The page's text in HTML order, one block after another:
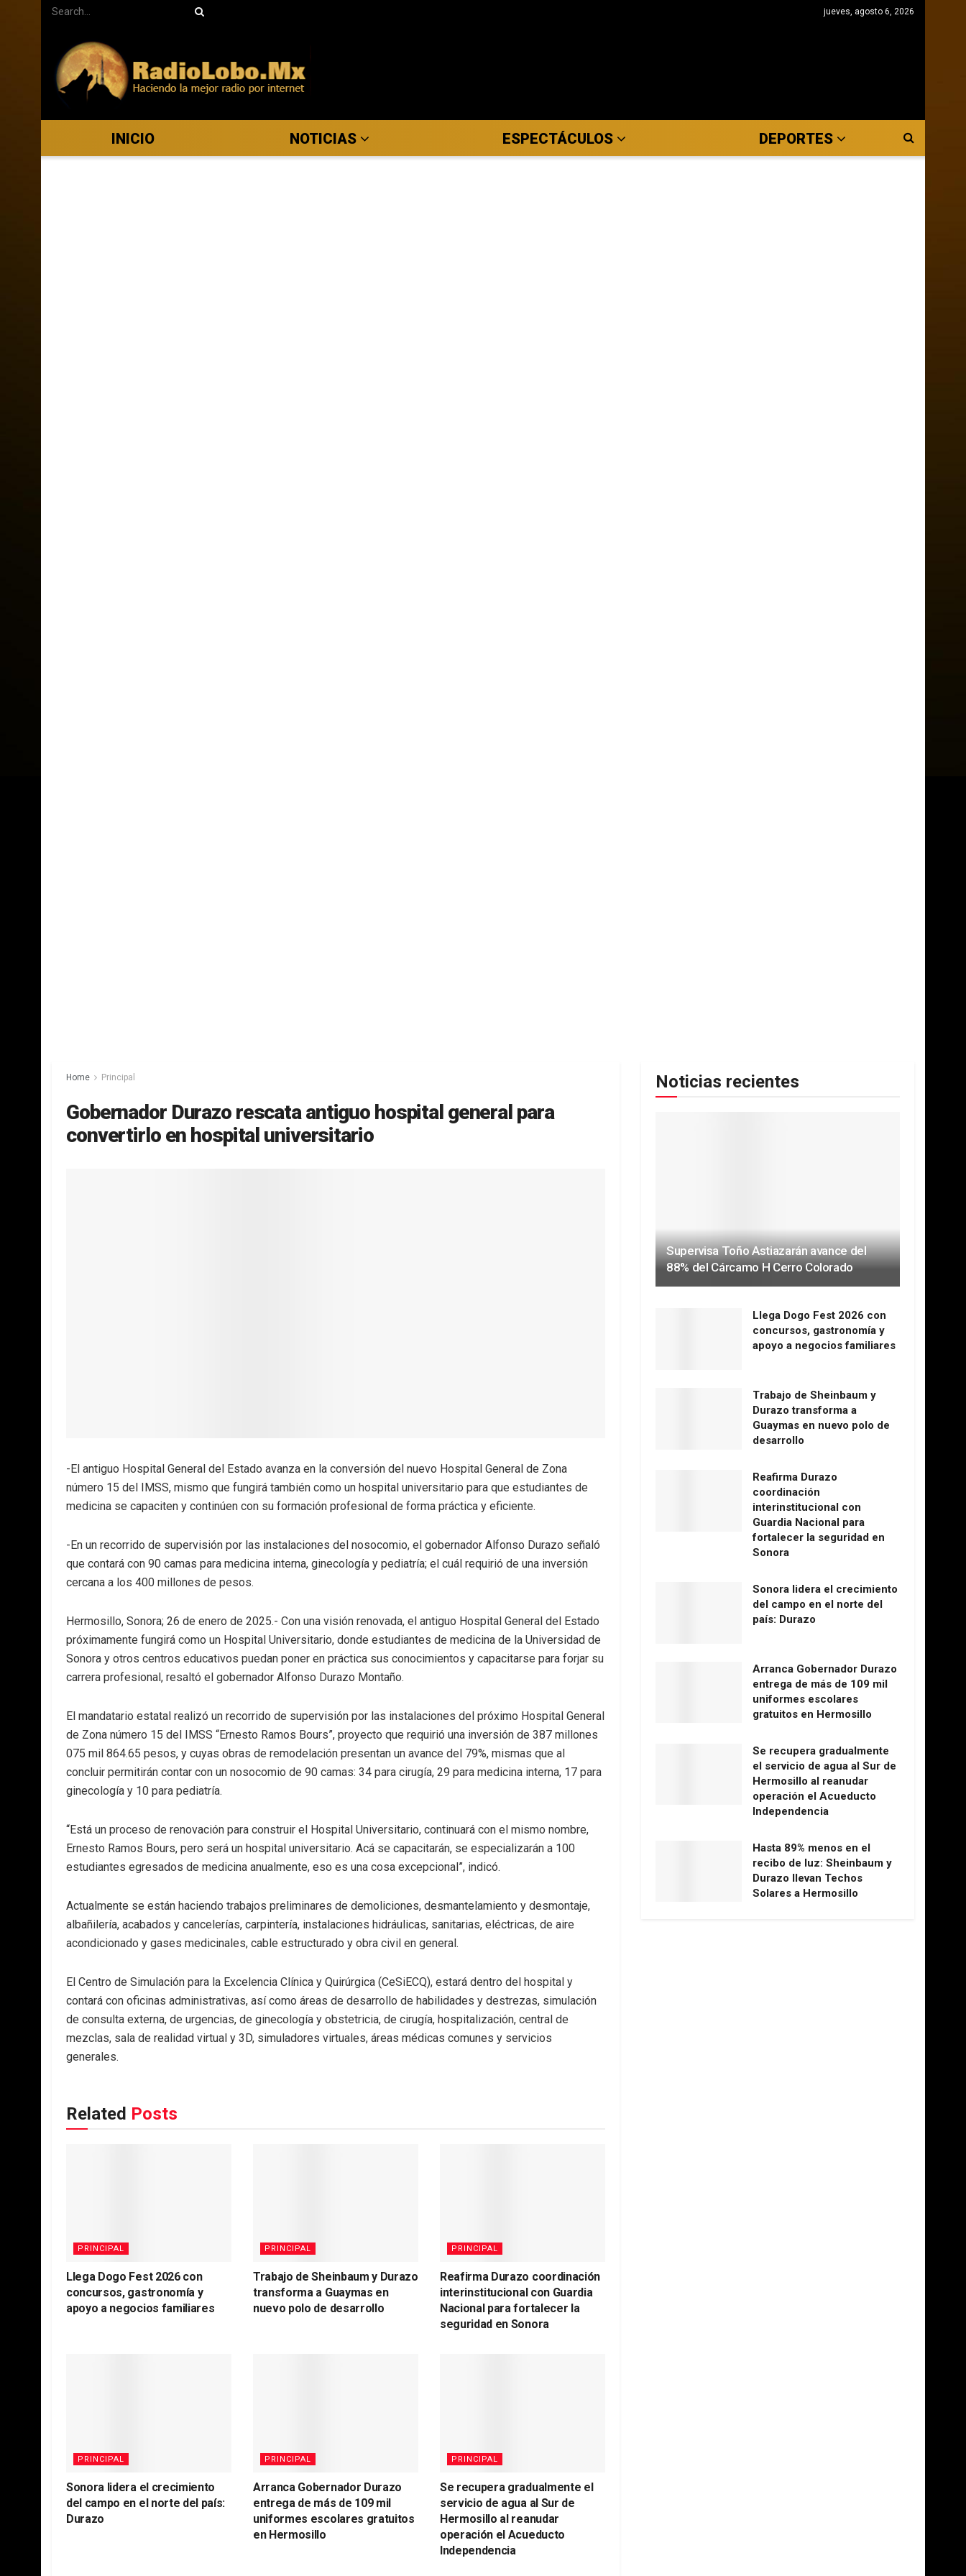
jueves, agosto 6, 2026
INICIO NOTICIAS ESPECTÁCULOS DEPORTES
Home Principal
Gobernador Durazo rescata antiguo hospital general para
convertirlo en hospital universitario
-El antiguo Hospital General del Estado avanza en la conversión del nuevo Hospital General de Zona
número 15 del IMSS, mismo que fungirá también como un hospital universitario para que estudiantes de
medicina se capaciten y continúen con su formación profesional de forma práctica y eficiente.
-En un recorrido de supervisión por las instalaciones del nosocomio, el gobernador Alfonso Durazo señaló
que contará con 90 camas para medicina interna, ginecología y pediatría; el cuál requirió de una inversión
cercana a los 400 millones de pesos.
Hermosillo, Sonora; 26 de enero de 2025.- Con una visión renovada, el antiguo Hospital General del Estado
próximamente fungirá como un Hospital Universitario, donde estudiantes de medicina de la Universidad de
Sonora y otros centros educativos puedan poner en práctica sus conocimientos y capacitarse para forjar su
carrera profesional, resaltó el gobernador Alfonso Durazo Montaño.
El mandatario estatal realizó un recorrido de supervisión por las instalaciones del próximo Hospital General
de Zona número 15 del IMSS “Ernesto Ramos Bours”, proyecto que requirió una inversión de 387 millones
075 mil 864.65 pesos, y cuyas obras de remodelación presentan un avance del 79%, mismas que al
concluir permitirán contar con un nosocomio de 90 camas: 34 para cirugía, 29 para medicina interna, 17 para
ginecología y 10 para pediatría.
“Está un proceso de renovación para construir el Hospital Universitario, continuará con el mismo nombre,
Ernesto Ramos Bours, pero será un hospital universitario. Acá se capacitarán, se especializarán a 100
estudiantes egresados de medicina anualmente, eso es una cosa excepcional”, indicó.
Actualmente se están haciendo trabajos preliminares de demoliciones, desmantelamiento y desmontaje,
albañilería, acabados y cancelerías, carpintería, instalaciones hidráulicas, sanitarias, eléctricas, de aire
acondicionado y gases medicinales, cable estructurado y obra civil en general.
El Centro de Simulación para la Excelencia Clínica y Quirúrgica (CeSiECQ), estará dentro del hospital y
contará con oficinas administrativas, así como áreas de desarrollo de habilidades y destrezas, simulación
de consulta externa, de urgencias, de ginecología y obstetricia, de cirugía, hospitalización, central de
mezclas, sala de realidad virtual y 3D, simuladores virtuales, áreas médicas comunes y servicios
generales.
Related Posts
PRINCIPAL
Llega Dogo Fest 2026 con
concursos, gastronomía y
apoyo a negocios familiares
PRINCIPAL
Trabajo de Sheinbaum y Durazo
transforma a Guaymas en
nuevo polo de desarrollo
PRINCIPAL
Reafirma Durazo coordinación
interinstitucional con Guardia
Nacional para fortalecer la
seguridad en Sonora
PRINCIPAL
Sonora lidera el crecimiento
del campo en el norte del país:
Durazo
PRINCIPAL
Arranca Gobernador Durazo
entrega de más de 109 mil
uniformes escolares gratuitos
en Hermosillo
PRINCIPAL
Se recupera gradualmente el
servicio de agua al Sur de
Hermosillo al reanudar
operación el Acueducto
Independencia
Noticias recientes
Supervisa Toño Astiazarán avance del
88% del Cárcamo H Cerro Colorado
Llega Dogo Fest 2026 con
concursos, gastronomía y
apoyo a negocios familiares
Trabajo de Sheinbaum y
Durazo transforma a
Guaymas en nuevo polo de
desarrollo
Reafirma Durazo
coordinación
interinstitucional con
Guardia Nacional para
fortalecer la seguridad en
Sonora
Sonora lidera el crecimiento
del campo en el norte del
país: Durazo
Arranca Gobernador Durazo
entrega de más de 109 mil
uniformes escolares
gratuitos en Hermosillo
Se recupera gradualmente
el servicio de agua al Sur de
Hermosillo al reanudar
operación el Acueducto
Independencia
Hasta 89% menos en el
recibo de luz: Sheinbaum y
Durazo llevan Techos
Solares a Hermosillo